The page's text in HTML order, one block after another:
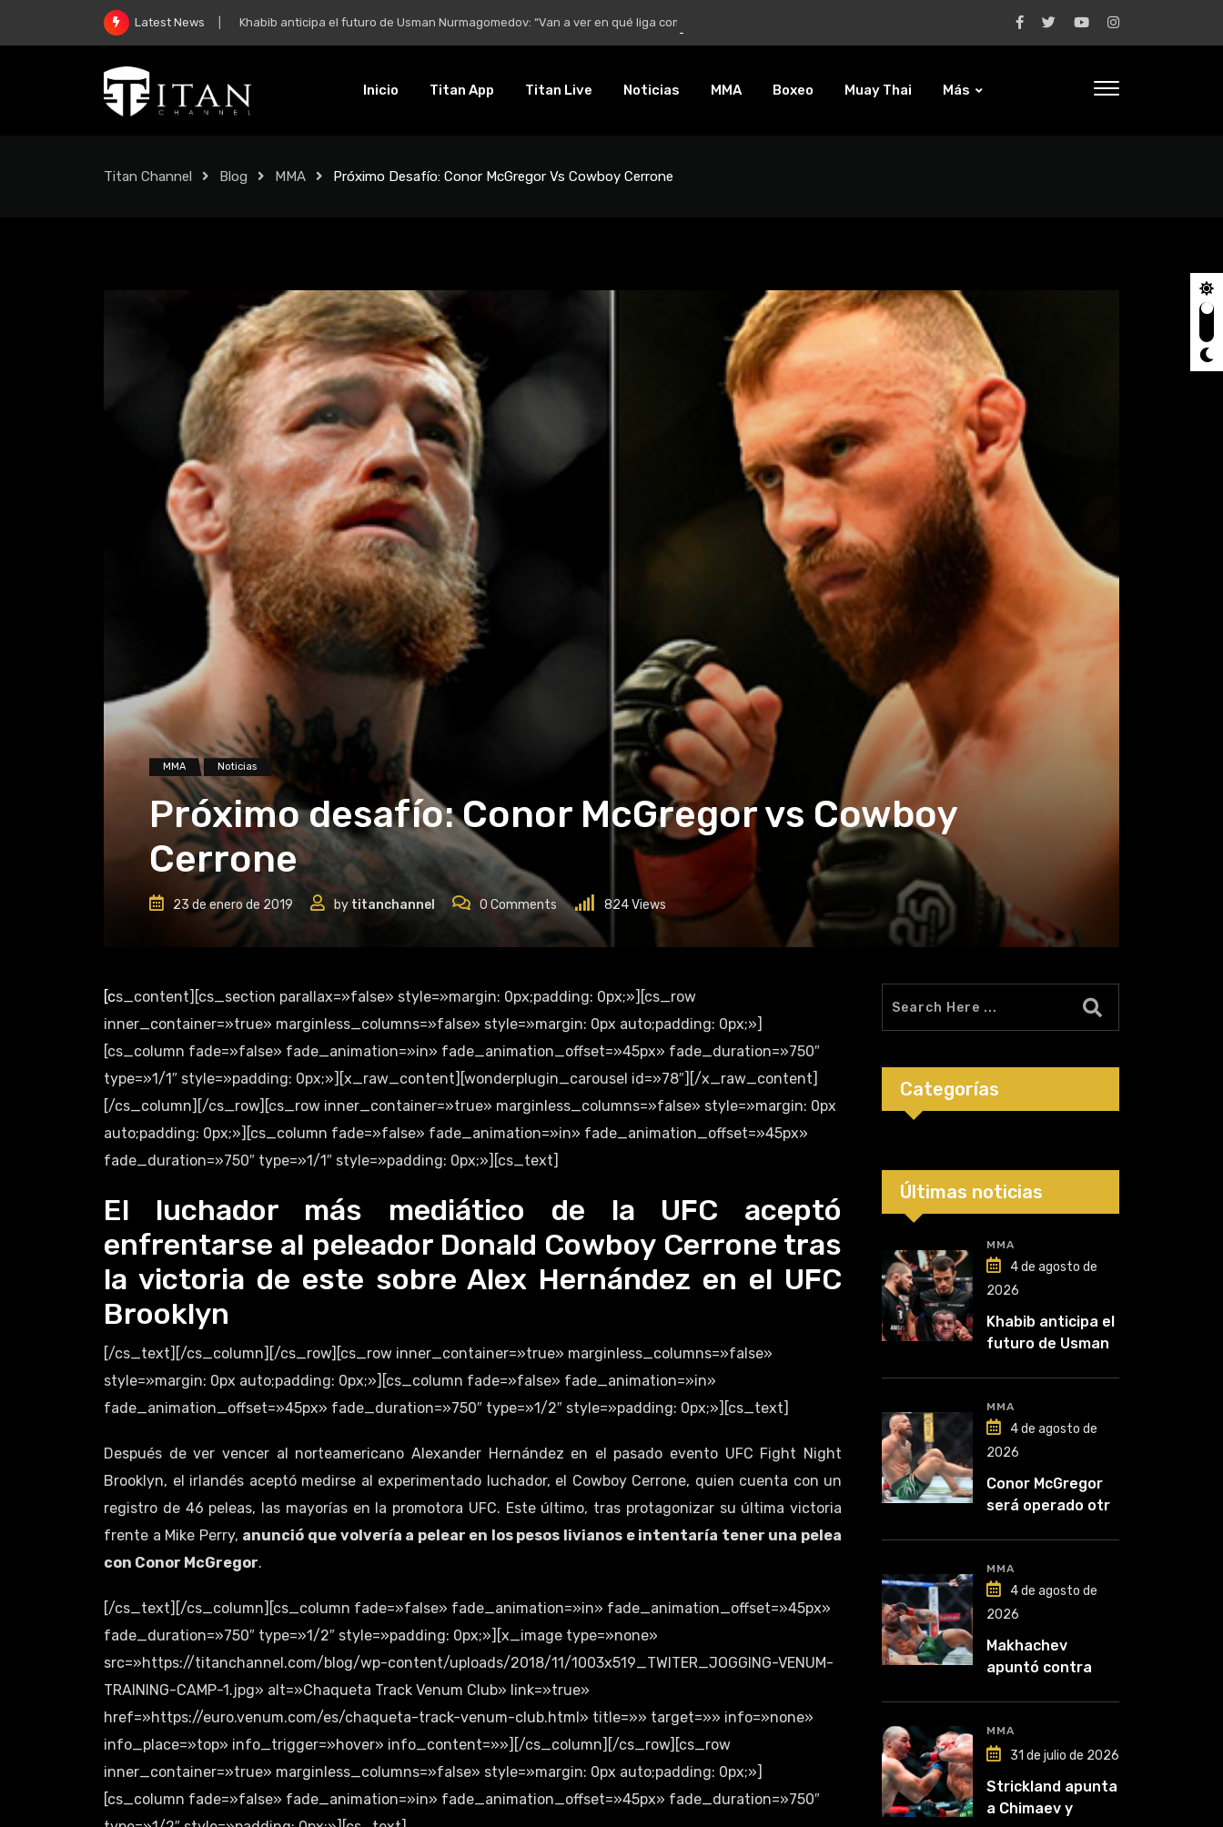
Latest NewsKhabib anticipa el futuro de Usman Nurmagomedov: “Van a ver en qué liga competirá”
Inicio Titan App Titan Live Noticias MMA Boxeo Muay Thai Más
Titan Channel Blog MMA Próximo Desafío: Conor McGregor Vs Cowboy Cerrone
MMA Noticias
Próximo desafío: Conor McGregor vs Cowboy
Cerrone
23 de enero de 2019 by titanchannel 0 Comments 824Views
[cs_content][cs_section parallax=»false» style=»margin: 0px;padding: 0px;»][cs_row
inner_container=»true» marginless_columns=»false» style=»margin: 0px auto;padding: 0px;»]
[cs_column fade=»false» fade_animation=»in» fade_animation_offset=»45px» fade_duration=»750″
type=»1/1″ style=»padding: 0px;»][x_raw_content][wonderplugin_carousel id=»78″][/x_raw_content]
[/cs_column][/cs_row][cs_row inner_container=»true» marginless_columns=»false» style=»margin: 0px
auto;padding: 0px;»][cs_column fade=»false» fade_animation=»in» fade_animation_offset=»45px»
fade_duration=»750″ type=»1/1″ style=»padding: 0px;»][cs_text]
El luchador más mediático de la UFC aceptó
enfrentarse al peleador Donald Cowboy Cerrone tras
la victoria de este sobre Alex Hernández en el UFC
Brooklyn
[/cs_text][/cs_column][/cs_row][cs_row inner_container=»true» marginless_columns=»false»
style=»margin: 0px auto;padding: 0px;»][cs_column fade=»false» fade_animation=»in»
fade_animation_offset=»45px» fade_duration=»750″ type=»1/2″ style=»padding: 0px;»][cs_text]
Después de ver vencer al norteamericano Alexander Hernández en el pasado evento UFC Fight Night
Brooklyn, el irlandés aceptó medirse al experimentado luchador, el Cowboy Cerrone, quien cuenta con un
registro de 46 peleas, las mayorías en la promotora UFC. Este último, tras protagonizar su última victoria
frente a Mike Perry, anunció que volvería a pelear en los pesos livianos e intentaría tener una pelea
con Conor McGregor.
[/cs_text][/cs_column][cs_column fade=»false» fade_animation=»in» fade_animation_offset=»45px»
fade_duration=»750″ type=»1/2″ style=»padding: 0px;»][x_image type=»none»
src=»https://titanchannel.com/blog/wp-content/uploads/2018/11/1003x519_TWITER_JOGGING-VENUM-
TRAINING-CAMP-1.jpg» alt=»Chaqueta Track Venum Club» link=»true»
href=»https://euro.venum.com/es/chaqueta-track-venum-club.html» title=»» target=»» info=»none»
info_place=»top» info_trigger=»hover» info_content=»»][/cs_column][/cs_row][cs_row
inner_container=»true» marginless_columns=»false» style=»margin: 0px auto;padding: 0px;»]
[cs_column fade=»false» fade_animation=»in» fade_animation_offset=»45px» fade_duration=»750″
Categorías
Últimas noticias
MMA
4 de agosto de
2026
Khabib anticipa el
futuro de Usman
liga competirá”
MMA
4 de agosto de
2026
Conor McGregor
será operado otra
cinco”
MMA
4 de agosto de
2026
Makhachev
apuntó contra
lo perdió todo”
MMA
31 de julio de 2026
Strickland apunta
a Chimaev y